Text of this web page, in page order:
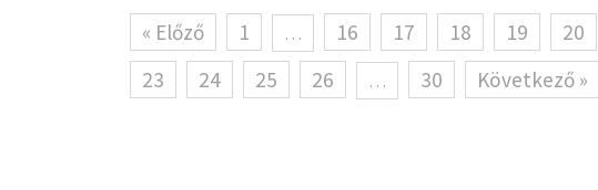
« Előző 1 … 16 17 18 19 20
23
24 25 26 … 30 Következő »